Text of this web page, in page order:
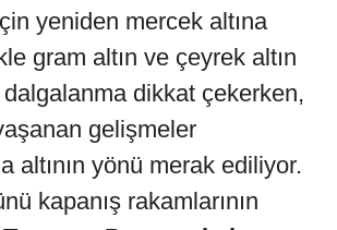
yeniden mercek altına
gram altın ve çeyrek altın
dalgalanma dikkat çekerken,
gelişmeler
altının yönü merak ediliyor.
kapanış rakamlarının